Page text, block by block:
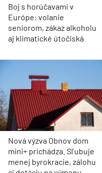
Boj s horúčavami v
Európe: volanie
seniorom, zákaz alkoholu
aj klimatické útočiská
Nová výzva Obnov dom
mini+ prichádza. Sľubuje
menej byrokracie, zálohu